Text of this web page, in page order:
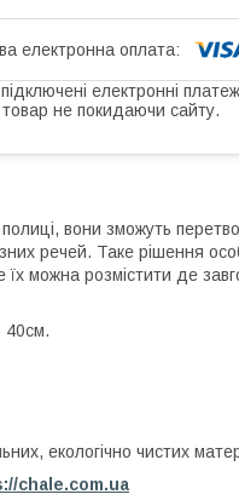
підключені електронні
не покидаючи сайту.
вони зможуть
речей. Таке рішення
можна розмістити де
40см.
екологічно чистих
chale.com.ua